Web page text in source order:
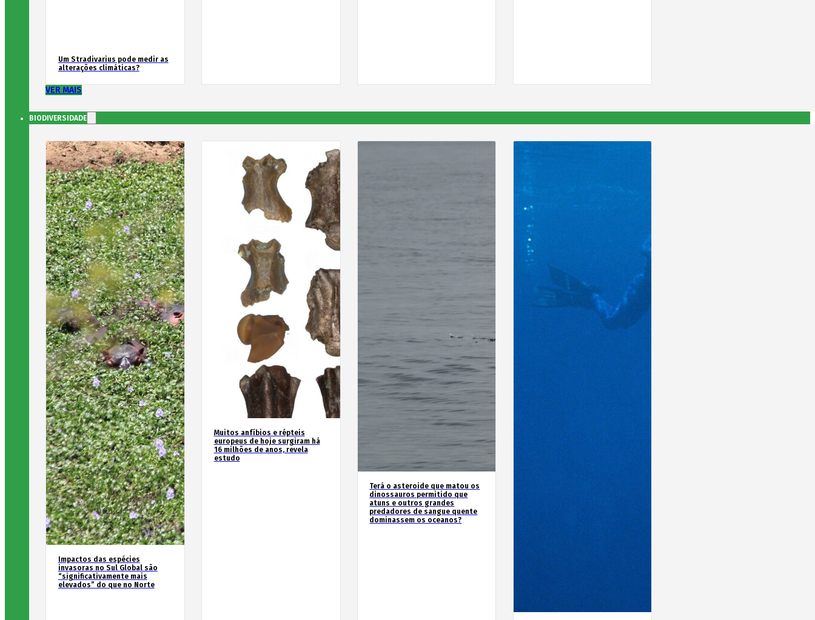
Um Stradivarius pode medir as
alterações climáticas?
VER MAIS
BIODIVERSIDADE
Impactos das espécies
invasoras no Sul Global são
“significativamente mais
elevados” do que no Norte
Muitos anfíbios e répteis
europeus de hoje surgiram há
16 milhões de anos, revela
estudo
Terá o asteroide que matou os
dinossauros permitido que
atuns e outros grandes
predadores de sangue quente
dominassem os oceanos?